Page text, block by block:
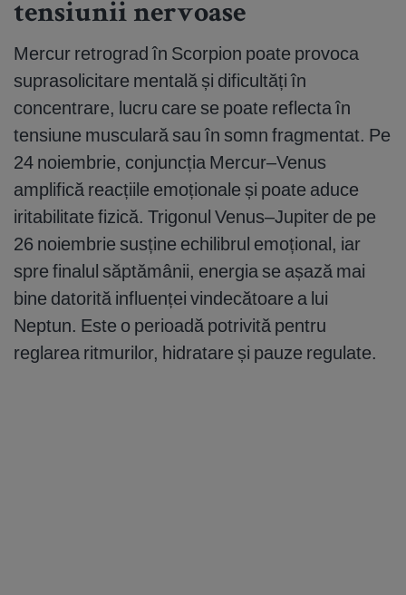
tensiunii nervoase
Mercur retrograd în Scorpion poate provoca
suprasolicitare mentală și dificultăți în
concentrare, lucru care se poate reflecta în
tensiune musculară sau în somn fragmentat. Pe
24 noiembrie, conjuncția Mercur–Venus
amplifică reacțiile emoționale și poate aduce
iritabilitate fizică. Trigonul Venus–Jupiter de pe
26 noiembrie susține echilibrul emoțional, iar
spre finalul săptămânii, energia se așază mai
bine datorită influenței vindecătoare a lui
Neptun. Este o perioadă potrivită pentru
reglarea ritmurilor, hidratare și pauze regulate.